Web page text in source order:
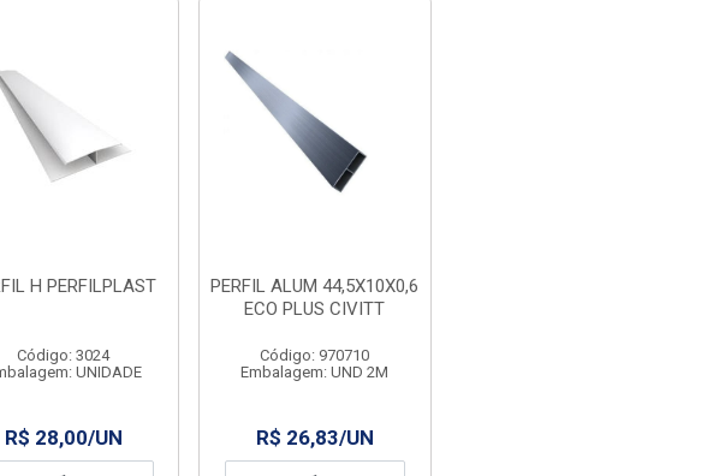
H PERFILPLAST
Código: 3024
UNIDADE
R$ 28,00/UN
PERFIL ALUM 44,5X10X0,6
ECO PLUS CIVITT
Código: 970710
Embalagem: UND 2M
R$ 26,83/UN